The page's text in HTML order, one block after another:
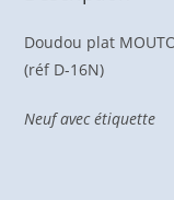
Doudou plat
(réf D-16N)
Neuf avec étiquette